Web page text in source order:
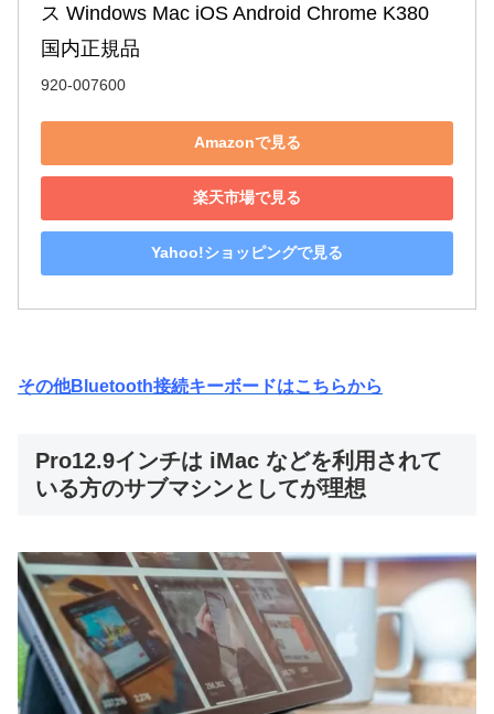
ス Windows Mac iOS Android Chrome K380
国内正規品
920-007600
Amazonで見る
楽天市場で見る
Yahoo!ショッピングで見る
その他Bluetooth接続キーボードはこちらから
Pro12.9インチは iMac などを利用されて
いる方のサブマシンとしてが理想